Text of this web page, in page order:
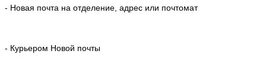
- Новая почта на отделение, адрес или почтомат
- Курьером Новой почты